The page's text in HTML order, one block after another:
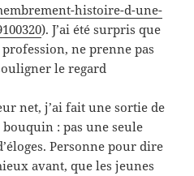
histoire-d-une-
). J’ai été surpris que
ne prenne pas
le regard
net, j’ai fait une sortie de
: pas une seule
Personne pour dire
avant, que les jeunes